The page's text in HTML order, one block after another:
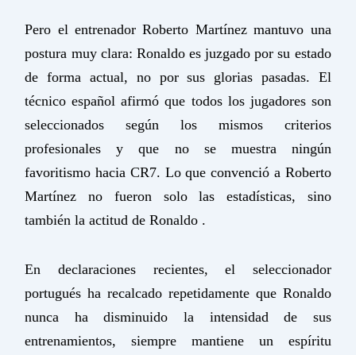
Pero el entrenador Roberto Martínez mantuvo una
postura muy clara: Ronaldo es juzgado por su estado
de forma actual, no por sus glorias pasadas. El
técnico español afirmó que todos los jugadores son
seleccionados según los mismos criterios
profesionales y que no se muestra ningún
favoritismo hacia CR7. Lo que convenció a Roberto
Martínez no fueron solo las estadísticas, sino
también la actitud de Ronaldo .
En declaraciones recientes, el seleccionador
portugués ha recalcado repetidamente que Ronaldo
nunca ha disminuido la intensidad de sus
entrenamientos, siempre mantiene un espíritu